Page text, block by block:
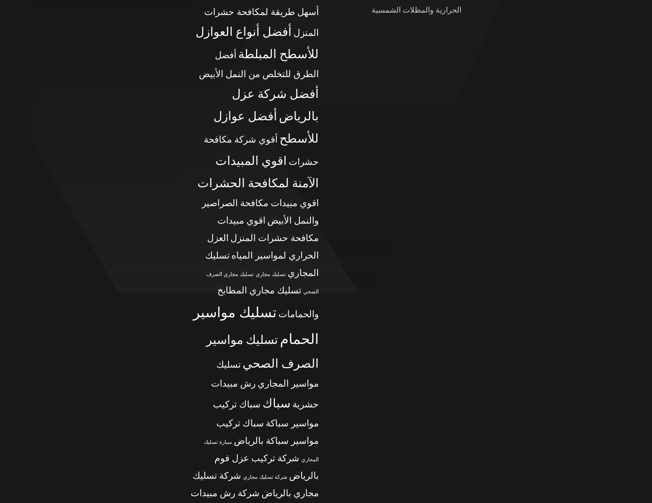
الحرارية والمظلات الشمسية
أسهل طريقة لمكافحة حشرات
المنزل
أفضل أنواع العوازل
للأسطح المبلطة أفضل
الطرق للتخلص من النمل الأبيض
أفضل شركة عزل
بالرياض أفضل عوازل
للأسطح أقوي شركة مكافحة
حشرات
اقوي المبيدات
الآمنة لمكافحة الحشرات
اقوي مبيدات مكافحة الصراصير
والنمل الأبيض اقوي مبيدات
مكافحة حشرات المنزل العزل
الحراري لمواسير المياه تسليك
المجاري تسليك مجاري تسليك مجاري الصرف
الصحي تسليك مجاري المطابخ
والحمامات تسليك مواسير
الحمام تسليك مواسير
الصرف الصحي تسليك
مواسير المجاري رش مبيدات
حشرية سباك سباك تركيب
مواسير سباكة سباك تركيب
مواسير سباكة بالرياض سيارة تسليك
المجاري شركة تركيب عزل فوم
بالرياض شركة تسليك مجاري شركة تسليك
مجاري بالرياض شركة رش مبيدات